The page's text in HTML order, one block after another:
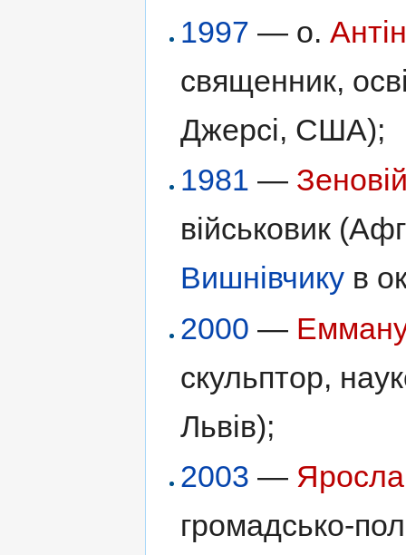
1997 — о.
священник,
Джерсі, США);
1981 —
військовик
Вишнівчику в
2000 —
скульптор,
Львів);
2003 —
громадсько-